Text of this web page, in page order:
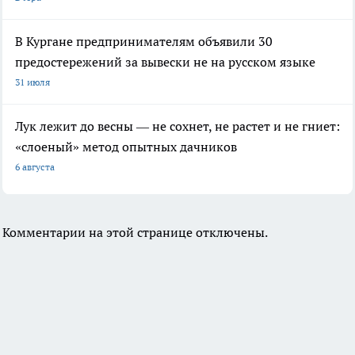
В Кургане предпринимателям объявили 30
предостережений за вывески не на русском языке
31 июля
Лук лежит до весны — не сохнет, не растет и не гниет:
«слоеный» метод опытных дачников
6 августа
Комментарии на этой странице отключены.